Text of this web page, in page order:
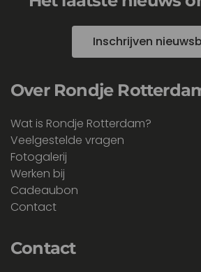
Inschrijven
Over Rondje
Wat is Rondje Rotterdam?
Veelgestelde vragen
Fotogalerij
Werken bij
Cadeaubon
Contact
Contact